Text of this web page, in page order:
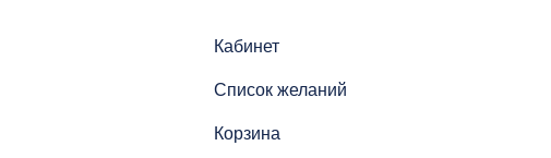
Кабинет
Список желаний
Корзина